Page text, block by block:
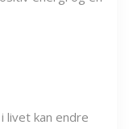
livet kan endre